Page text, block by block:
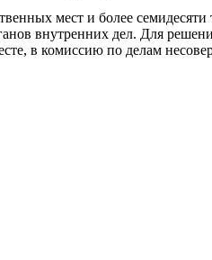
мест и более
внутренних дел. Для
в комиссию по делам